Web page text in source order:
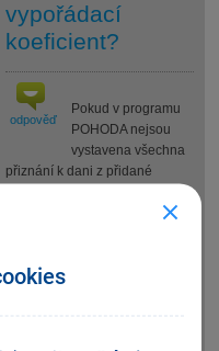
vypořádací
koeficient?
odpověď
Pokud v programu
POHODA nejsou
vystavena všechna
přiznání k dani z přidané
POHODA vypořádací koeficient
tedy spočten chybně.